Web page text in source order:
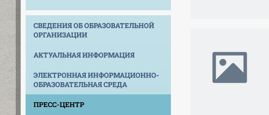
СВЕДЕНИЯ ОБ ОБРАЗОВАТЕЛЬНОЙ
ОРГАНИЗАЦИИ
АКТУАЛЬНАЯ ИНФОРМАЦИЯ
ЭЛЕКТРОННАЯ ИНФОРМАЦИОННО-
ОБРАЗОВАТЕЛЬНАЯ СРЕДА
ПРЕСС-ЦЕНТР